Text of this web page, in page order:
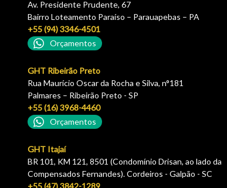
Av. Presidente Prudente, 67
Bairro Loteamento Paraíso – Parauapebas – PA
+55 (94) 3346-4501
Orçamentos
GHT Ribeirão Preto
Rua Maurício Oscar da Rocha e Silva, n°181
Palmares – Ribeirão Preto - SP
+55 (16) 3968-4460
Orçamentos
GHT Itajaí
BR 101, KM 121, 8501 (Condomínio Drisan, ao lado da
Compensados Fernandes). Cordeiros - Galpão - SC
+55 (47) 3842-1289